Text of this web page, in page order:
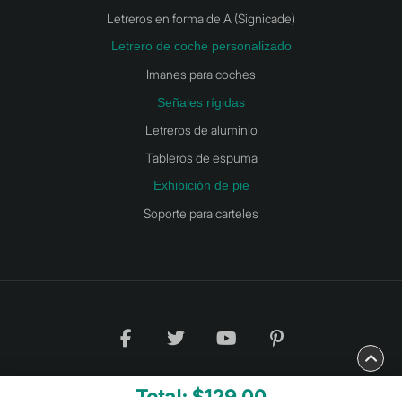
Letreros en forma de A (Signicade)
Letrero de coche personalizado
Imanes para coches
Señales rígidas
Letreros de aluminio
Tableros de espuma
Exhibición de pie
Soporte para carteles
Copyright ©2026 TomPrinting.com. Todos los derechos